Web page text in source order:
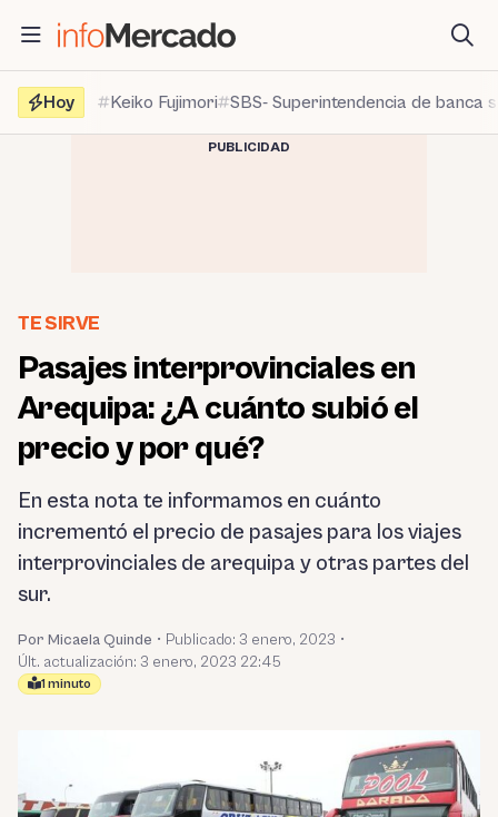
contenido
Hoy
Keiko Fujimori SBS- Superintendencia de banca
PUBLICIDAD
TE SIRVE
Pasajes interprovinciales en
Arequipa: ¿A cuánto subió el
precio y por qué?
En esta nota te informamos en cuánto
incrementó el precio de pasajes para los viajes
interprovinciales de arequipa y otras partes del
sur.
Por Micaela Quinde • Publicado: 3 enero, 2023 •
Últ. actualización: 3 enero, 2023 22:45
1 minuto